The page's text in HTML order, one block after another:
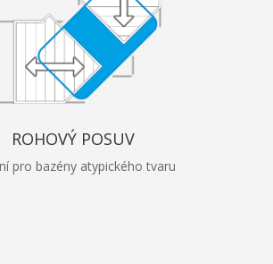
ROHOVÝ POSUV
pro bazény atypického tvaru